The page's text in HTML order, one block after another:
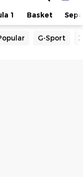
1 Basket
G-Sport